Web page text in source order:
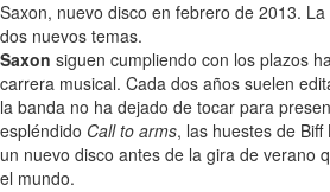
Saxon, nuevo disco en febrero de 2013.
dos nuevos temas.
Saxon siguen cumpliendo con los plazos
carrera musical. Cada dos años suelen
la banda no ha dejado de tocar para
espléndido Call to arms, las huestes de
un nuevo disco antes de la gira de verano
el mundo.